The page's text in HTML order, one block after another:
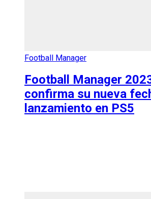
Football Manager
Football Manager
confirma su nueva
lanzamiento en PS5